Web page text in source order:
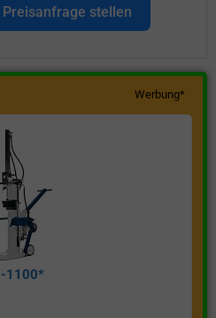
stellen
Werbung*
1100*